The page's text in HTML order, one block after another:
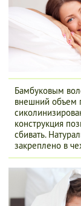
Бамбуковым
внешний объем
конструкция
сбивать.
закреплено в